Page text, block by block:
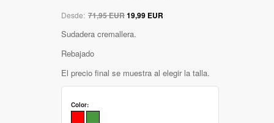
Desde: 71,95 EUR19,99 EUR
Sudadera cremallera.
Rebajado
El precio final se muestra al elegir la talla.
Color: